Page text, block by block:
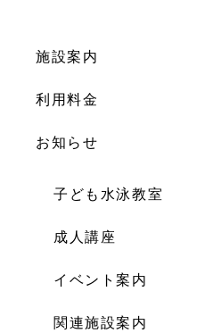
施設案内
利用料金
お知らせ
子ども水泳教室
成人講座
イベント案内
関連施設案内
/home/wordstock/
Warning: Attempt to read
/home/wordstock/
content/themes/numaspo/
Warning: Undefined array key
/home/wordstock/
content/themes/numaspo/